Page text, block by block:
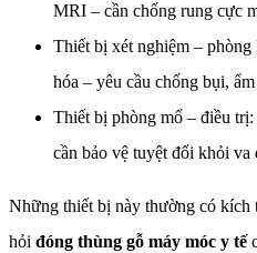
MRI – cần chống rung cực
Thiết bị xét nghiệm –
hóa – yêu cầu chống bụi, ẩm
Thiết bị phòng mổ – điều
cần bảo vệ tuyệt đối khỏi va
Những thiết bị này thường có
hỏi đóng thùng gỗ máy móc y tế